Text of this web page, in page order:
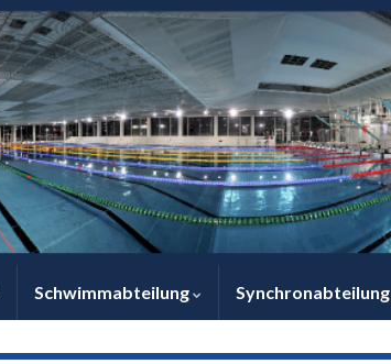
Schwimmabteilung Synchronabteilung